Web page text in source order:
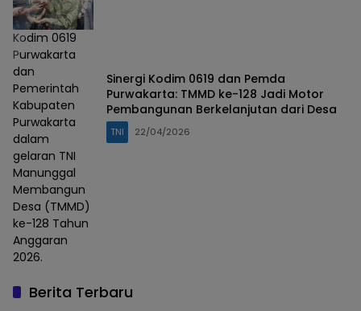
Kodim 0619
Purwakarta
dan
Pemerintah
Kabupaten
Purwakarta
dalam
gelaran TNI
Manunggal
Membangun
Desa (TMMD)
ke-128 Tahun
Anggaran
2026.
Sinergi Kodim 0619 dan Pemda
Purwakarta: TMMD ke-128 Jadi Motor
Pembangunan Berkelanjutan dari Desa
TNI 22/04/2026
Berita Terbaru